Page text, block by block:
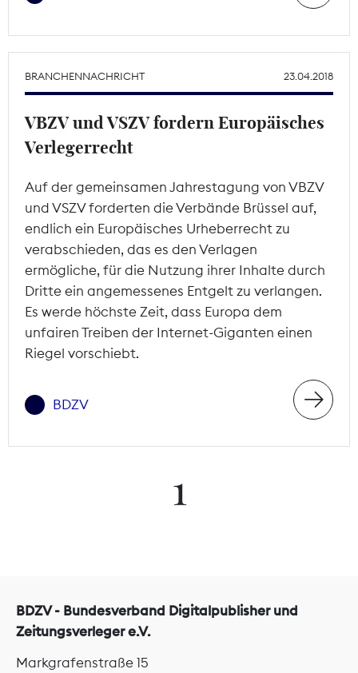
BRANCHENNACHRICHT 23.04.2018
VBZV und VSZV fordern Europäisches
Verlegerrecht
Auf der gemeinsamen Jahrestagung von VBZV
und VSZV forderten die Verbände Brüssel auf,
endlich ein Europäisches Urheberrecht zu
verabschieden, das es den Verlagen
ermögliche, für die Nutzung ihrer Inhalte durch
Dritte ein angemessenes Entgelt zu verlangen.
Es werde höchste Zeit, dass Europa dem
unfairen Treiben der Internet-Giganten einen
Riegel vorschiebt.
BDZV
1
BDZV - Bundesverband Digitalpublisher und
Zeitungsverleger e.V.
Markgrafenstraße 15